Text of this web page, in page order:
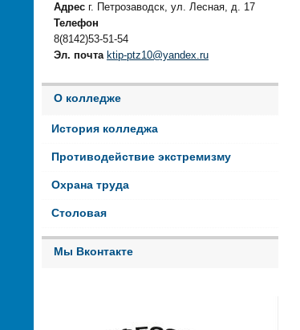
Адрес г. Петрозаводск, ул. Лесная, д. 17
Телефон
8(8142)53-51-54
Эл. почта ktip-ptz10@yandex.ru
О колледже
История колледжа
Противодействие экстремизму
Охрана труда
Столовая
Мы Вконтакте